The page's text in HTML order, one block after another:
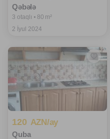
Qəbələ
3 otaqlı ⦁ 80 m²
2 İyul 2024
120 AZN/ay
Quba